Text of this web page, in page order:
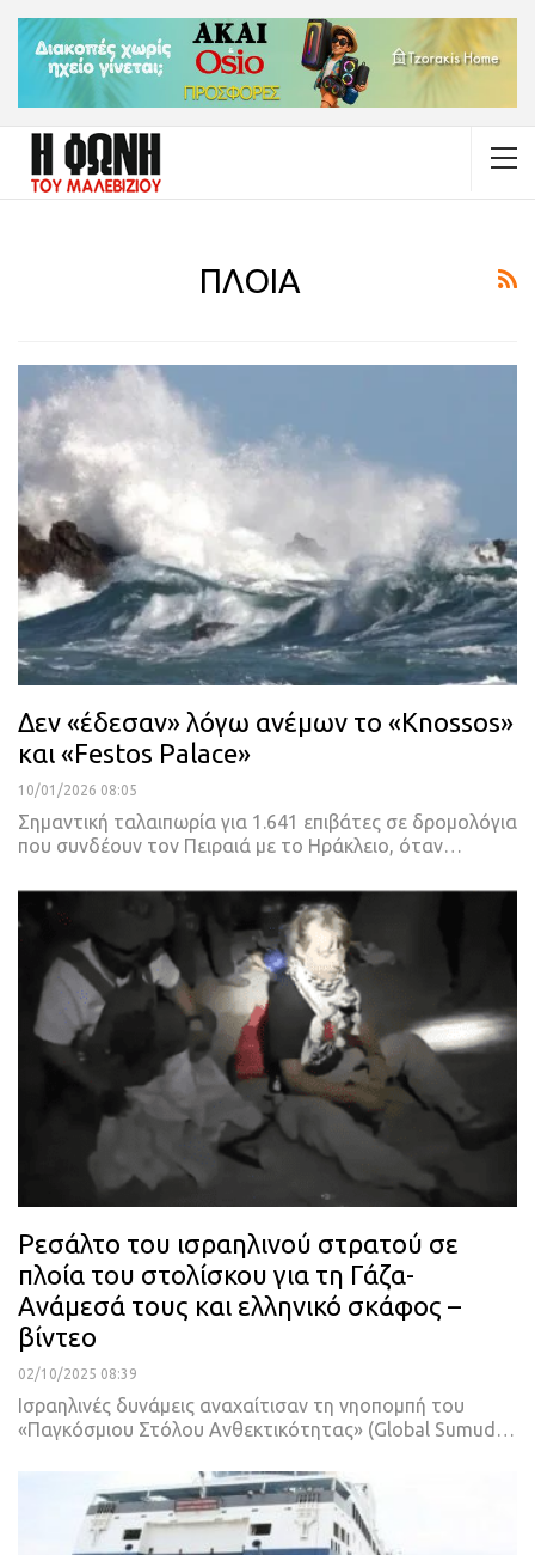
ΠΛΟΙΑ
Δεν «έδεσαν» λόγω ανέμων το «Knossos»
και «Festos Palace»
10/01/2026 08:05
Σημαντική ταλαιπωρία για 1.641 επιβάτες σε δρομολόγια
που συνδέουν τον Πειραιά με το Ηράκλειο, όταν…
Ρεσάλτο του ισραηλινού στρατού σε
πλοία του στολίσκου για τη Γάζα-
Ανάμεσά τους και ελληνικό σκάφος –
βίντεο
02/10/2025 08:39
Ισραηλινές δυνάμεις αναχαίτισαν τη νηοπομπή του
«Παγκόσμιου Στόλου Ανθεκτικότητας» (Global Sumud…